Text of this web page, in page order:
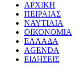
ΑΡΧΙΚΗ
ΠΕΙΡΑΙΑΣ
ΝΑΥΤΙΛΙΑ
ΟΙΚΟΝΟΜΙΑ
ΕΛΛΑΔΑ
AGENDA
ΕΙΔΗΣΕΙΣ